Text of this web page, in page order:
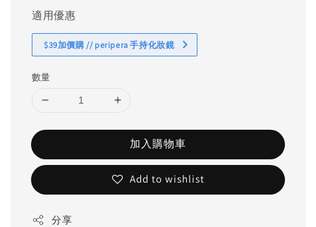
適用優惠
$39加價購 // peripera 手持化妝鏡
數量
加入購物車
Add to wishlist
分享